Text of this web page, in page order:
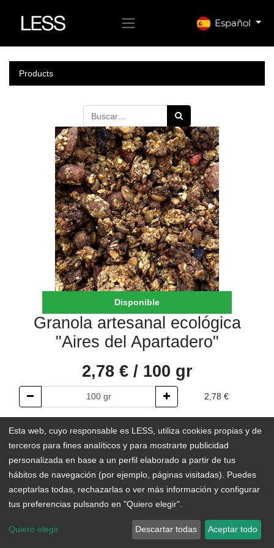
Español
Products
Disponible
Granola artesanal ecológica
"Aires del Apartadero"
2,78€ / 100 gr
2,78 €
AÑADIR AL CARRITO
En existencias
Add to Wishlist
Esta web, cuyo responsable es LESS, utiliza cookies propias y de
terceros para fines analíticos y para mostrarte publicidad
personalizada en base a un perfil elaborado a partir de tus
hábitos de navegación (por ejemplo, páginas visitadas). Puedes
aceptarlas todas, rechazarlas o ver más información y configurar
tus preferencias pulsando en "Quiero elegir".
Quiero elegir Descartar todas Aceptar todo